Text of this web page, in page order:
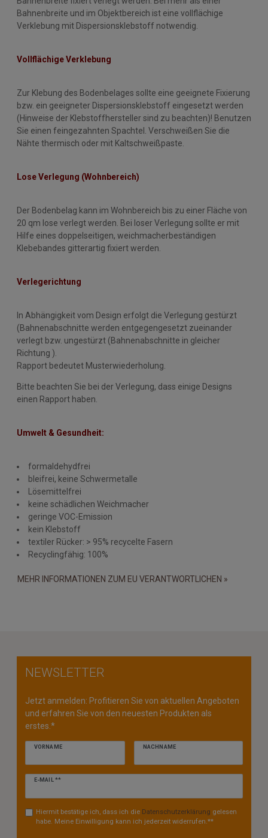
Bahnenbreite und im Objektbereich ist eine vollflächige
Verklebung mit Dispersionsklebstoff notwendig.
Vollflächige Verk lebung
Zur Klebung des Bodenbelages sollte eine geeignete Fixierung
bzw. ein geeigneter Dispersionsklebstoff eingesetzt werden
(Hinweise der Klebstoffhersteller sind zu beachten)! Benutzen
Sie einen feingezahnten Spachtel. Verschweißen Sie die
Nähte thermisch oder mit Kaltschweißpaste.
Lose Verlegung (Wohnbereich)
Der Bodenbelag kann im Wohnbereich bis zu einer Fläche von
20 qm lose verlegt werden. Bei loser Verlegung sollte er mit
Hilfe eines doppelseitigen, weichmacherbeständigen
Klebebandes gitterartig fixiert werden.
Verlegerichtung
In Abhängigkeit vom Design erfolgt die Verlegung gestürzt
(Bahnenabschnitte werden entgegengesetzt zueinander
verlegt bzw. ungestürzt (Bahnenabschnitte in gleicher
Richtung ).
Rapport bedeutet Musterwiederholung.
Bitte beachten Sie bei der Verlegung, dass einige Designs
einen Rapport haben.
Umwelt & Gesundheit:
formaldehydfrei
bleifrei, keine Schwermetalle
Lösemittelfrei
keine schädlichen Weichmacher
geringe VOC-Emission
kein Klebstoff
textiler Rücker: > 95% recycelte Fasern
Recyclingfähig: 100%
MEHR INFORMATIONEN ZUM EU VERANTWORTLICHEN »
NEWSLETTER
Jetzt anmelden: Profitieren Sie von aktuellen Angeboten
und erfahren Sie von den neuesten Produkten als
erstes.*
VORNAME NACHNAME
E-MAIL **
Newsletter
Hiermit bestätige ich, dass ich die Daten­schutz­erklärung gelesen
habe. Meine Einwilligung kann ich jederzeit widerrufen.**